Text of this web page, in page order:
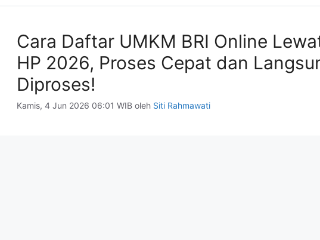
Cara Daftar UMKM BRI Online
HP 2026, Proses Cepat dan
Diproses!
Kamis, 4 Jun 2026 06:01 WIB oleh Siti Rahmawati